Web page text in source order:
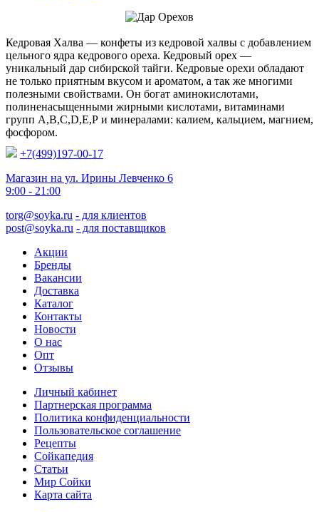
Кедровая Халва — конфеты из кедровой халвы с добавлением
цельного ядра кедрового ореха. Кедровый орех —
уникальный дар сибирской тайги. Кедровые орехи обладают
не только приятным вкусом и ароматом, а так же многими
полезными свойствами. Он богат аминокислотами,
полиненасыщенными жирными кислотами, витаминами
групп А,В,С,D,Е,Р и минералами: калием, кальцием, магнием,
фосфором.
+7(499)197-00-17
Магазин на ул. Ирины Левченко 6
9:00 - 21:00
torg@soyka.ru - для клиентов
post@soyka.ru - для поставщиков
Акции
Бренды
Вакансии
Доставка
Каталог
Контакты
Новости
О нас
Опт
Отзывы
Личный кабинет
Партнерская программа
Политика конфиденциальности
Пользовательское соглашение
Рецепты
Сойкапедия
Статьи
Мир Сойки
Карта сайта